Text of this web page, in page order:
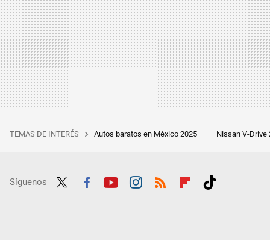
TEMAS DE INTERÉS Autos baratos en México 2025 Nissan V-Drive
Síguenos